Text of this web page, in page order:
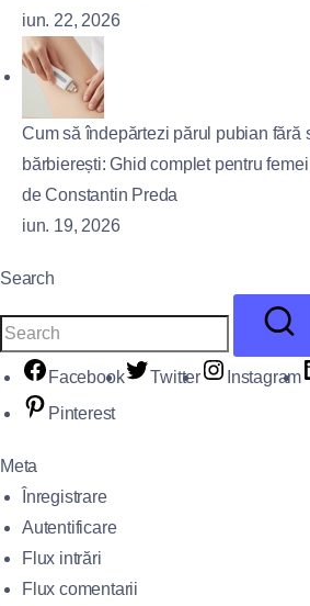
iun. 22, 2026
Cum să îndepărtezi părul pubian fără
bărbierești: Ghid complet pentru femei
de Constantin Preda
iun. 19, 2026
Search
Facebook Twitter Instagram
Pinterest
Meta
Înregistrare
Autentificare
Flux intrări
Flux comentarii